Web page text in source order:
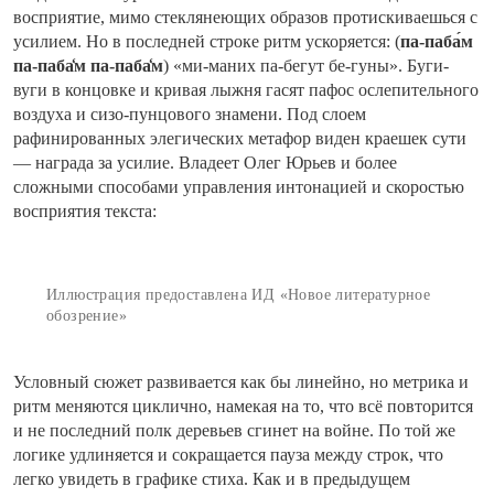
восприятие, мимо стеклянеющих образов протискиваешься с
усилием. Но в последней строке ритм ускоряется: (па-паба́м
па-паба̒м па-паба̒м) «ми-маних па-бегут бе-гуны». Буги-
вуги в концовке и кривая лыжня гасят пафос ослепительного
воздуха и сизо-пунцового знамени. Под слоем
рафинированных элегических метафор виден краешек сути
— награда за усилие. Владеет Олег Юрьев и более
сложными способами управления интонацией и скоростью
восприятия текста:
Иллюстрация предоставлена ИД «Новое литературное
обозрение»
Условный сюжет развивается как бы линейно, но метрика и
ритм меняются циклично, намекая на то, что всё повторится
и не последний полк деревьев сгинет на войне. По той же
логике удлиняется и сокращается пауза между строк, что
легко увидеть в графике стиха. Как и в предыдущем